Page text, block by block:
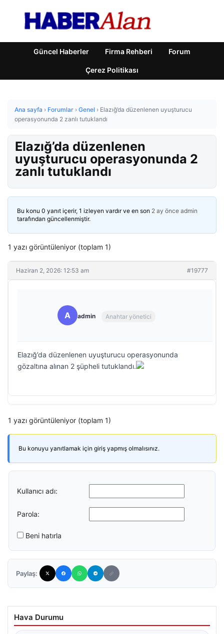
Güncel Haberler Firma Rehberi Forum
Çerez Politikası
Ana sayfa › Forumlar › Genel › Elazığ’da düzenlenen uyuşturucu
operasyonunda 2 zanlı tutuklandı
Elazığ’da düzenlenen
uyuşturucu operasyonunda 2
zanlı tutuklandı
Bu konu 0 yanıt içerir, 1 izleyen vardır ve en son 2 ay önce admin
tarafından güncellenmiştir.
1 yazı görüntüleniyor (toplam 1)
Haziran 2, 2026: 12:53 am #19777
A admin Anahtar yönetici
Elazığ’da düzenlenen uyuşturucu operasyonunda
gözaltına alınan 2 şüpheli tutuklandı.
1 yazı görüntüleniyor (toplam 1)
Bu konuyu yanıtlamak için giriş yapmış olmalısınız.
Kullanıcı adı:
Parola:
Beni hatırla
Paylaş:
Hava Durumu